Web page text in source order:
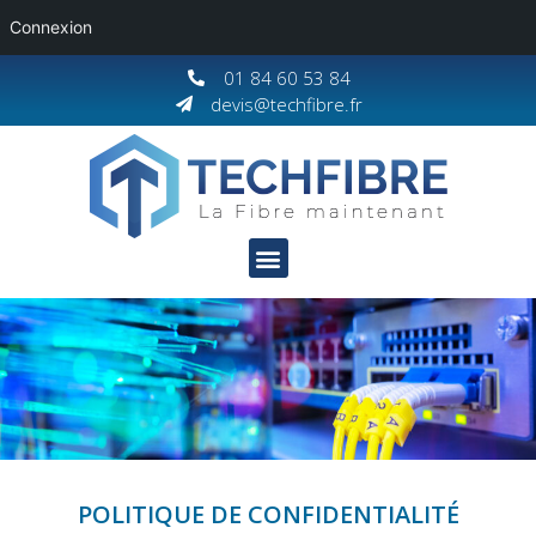
Connexion
01 84 60 53 84
devis@techfibre.fr
POLITIQUE DE CONFIDENTIALITÉ